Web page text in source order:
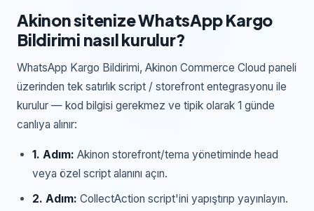
AkinonsitenizeWhatsApp Kargo
Bildirimi nasıl kurulur?
WhatsApp Kargo Bildirimi, Akinon Commerce Cloud paneli
üzerinden tek satırlık script / storefront entegrasyonu ile
kurulur — kod bilgisi gerekmez ve tipik olarak 1 günde
canlıya alınır:
1. Adım: Akinon storefront/tema yönetiminde head
veya özel script alanını açın.
2. Adım: CollectAction script'ini yapıştırıp yayınlayın.